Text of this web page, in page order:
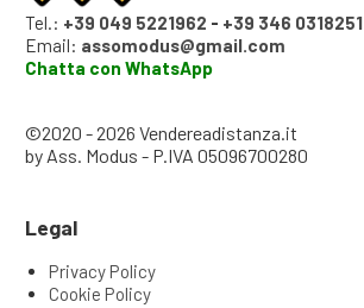
Tel.: +39 049 5221962 - +39 346 0318251
Email: assomodus@gmail.com
Chatta con WhatsApp
©2020 - 2026 Vendereadistanza.it
by Ass. Modus - P.IVA 05096700280
Legal
Privacy Policy
Cookie Policy